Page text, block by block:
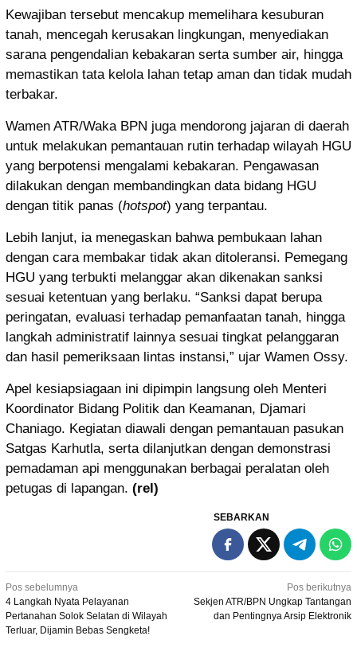
Kewajiban tersebut mencakup memelihara kesuburan
tanah, mencegah kerusakan lingkungan, menyediakan
sarana pengendalian kebakaran serta sumber air, hingga
memastikan tata kelola lahan tetap aman dan tidak mudah
terbakar.
Wamen ATR/Waka BPN juga mendorong jajaran di daerah
untuk melakukan pemantauan rutin terhadap wilayah HGU
yang berpotensi mengalami kebakaran. Pengawasan
dilakukan dengan membandingkan data bidang HGU
dengan titik panas (hotspot) yang terpantau.
Lebih lanjut, ia menegaskan bahwa pembukaan lahan
dengan cara membakar tidak akan ditoleransi. Pemegang
HGU yang terbukti melanggar akan dikenakan sanksi
sesuai ketentuan yang berlaku. “Sanksi dapat berupa
peringatan, evaluasi terhadap pemanfaatan tanah, hingga
langkah administratif lainnya sesuai tingkat pelanggaran
dan hasil pemeriksaan lintas instansi,” ujar Wamen Ossy.
Apel kesiapsiagaan ini dipimpin langsung oleh Menteri
Koordinator Bidang Politik dan Keamanan, Djamari
Chaniago. Kegiatan diawali dengan pemantauan pasukan
Satgas Karhutla, serta dilanjutkan dengan demonstrasi
pemadaman api menggunakan berbagai peralatan oleh
petugas di lapangan. (rel)
SEBARKAN
Navigasi
pos
Pos sebelumnya
4 Langkah Nyata Pelayanan
Pertanahan Solok Selatan di Wilayah
Terluar, Dijamin Bebas Sengketa!
Pos berikutnya
Sekjen ATR/BPN Ungkap Tantangan
dan Pentingnya Arsip Elektronik